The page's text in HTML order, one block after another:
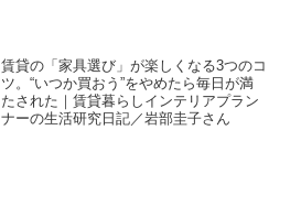
賃貸の「家具選び」が楽しくなる3つのコ
ツ。“いつか買おう”をやめたら毎日が満
たされた｜賃貸暮らしインテリアプラン
ナーの生活研究日記／岩部圭子さん